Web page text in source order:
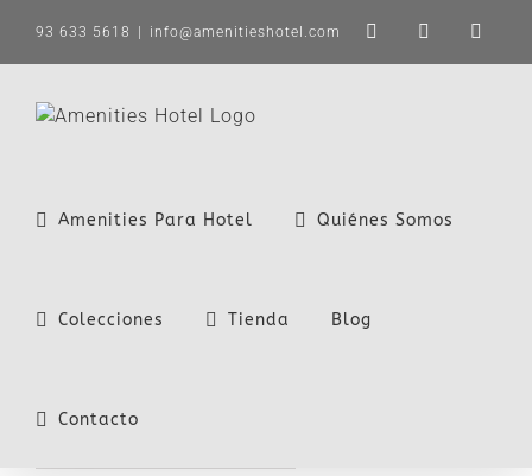
contenido
93 633 5618 info@amenitieshotel.com LinkedIn
X
Amenities Para Hotel Quiénes Somos
Colecciones Tienda Blog
Contacto